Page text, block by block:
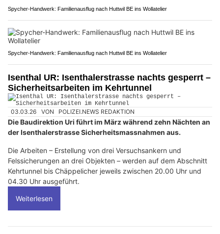
Spycher-Handwerk: Familienausflug nach Huttwil BE ins Wollatelier
Spycher-Handwerk: Familienausflug nach Huttwil BE ins Wollatelier
Isenthal UR: Isenthalerstrasse nachts gesperrt –
Sicherheitsarbeiten im Kehrtunnel
03.03.26 VON POLIZEI.NEWS REDAKTION
Die Baudirektion Uri führt im März während zehn Nächten an
der Isenthalerstrasse Sicherheitsmassnahmen aus.
Die Arbeiten – Erstellung von drei Versuchsankern und
Felssicherungen an drei Objekten – werden auf dem Abschnitt
Kehrtunnel bis Chäppelicher jeweils zwischen 20.00 Uhr und
04.30 Uhr ausgeführt.
Weiterlesen